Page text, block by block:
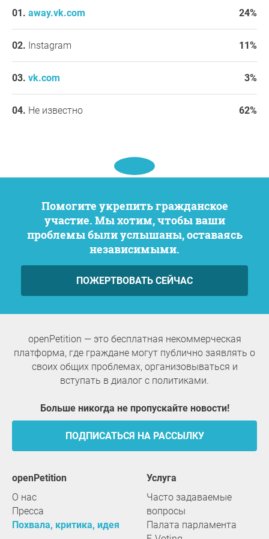
нашим детям.
основания
Чем больше проходит времени, тем меньше остается
дельфинами, это уникальный шанс на возможное
встречи с дельфинами и своими любимыми
тренерами. Верните нам надежду на встречу с
Большое спасибо за вашу поддержку,Лана, пгт.
Партенит
away.vk.com 24%
Instagram 11%
vk.com 3%
Не известно 62%
Помогите укрепить гражданское
участие. Мы хотим, чтобы ваши
проблемы были услышаны, оставаясь
независимыми.
ПОЖЕРТВОВАТЬ СЕЙЧАС
openPetition — это бесплатная некоммерческая
платформа, где граждане могут публично заявлять о
своих общих проблемах, организовываться и
вступать в диалог с политиками.
Больше никогда не пропускайте новости!
ПОДПИСАТЬСЯ НА РАССЫЛКУ
openPetition
О нас
Пресса
Похвала, критика, идея
услуга
Часто задаваемые
вопросы
Палата парламента